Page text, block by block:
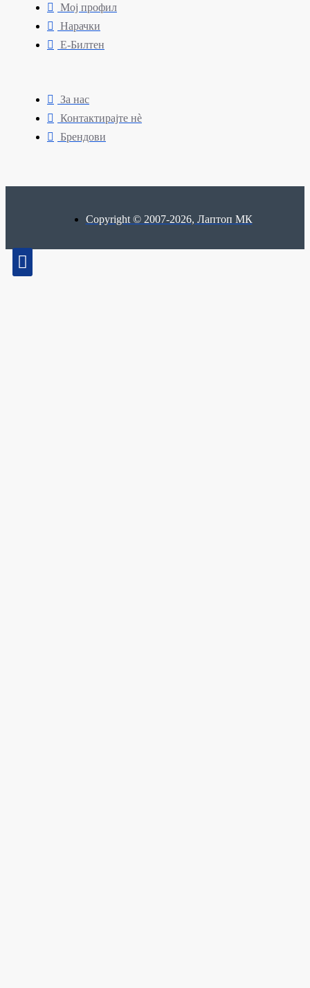
Мој профил
Нарачки
Е-Билтен
За нас
Контактирајте нè
Брендови
Copyright © 2007-2026, Лаптоп МК